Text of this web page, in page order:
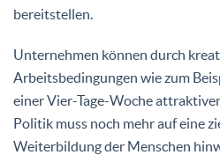
bereitstellen.
Unternehmen können durch
Arbeitsbedingungen wie zum
einer Vier-Tage-Woche
Politik muss noch mehr auf eine
Weiterbildung der Menschen